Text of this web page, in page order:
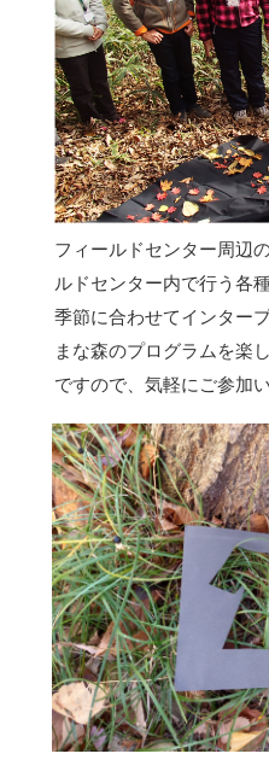
フィールドセンター周辺
ルドセンター内で行う各
季節に合わせてインター
まな森のプログラムを楽
ですので、気軽にご参加